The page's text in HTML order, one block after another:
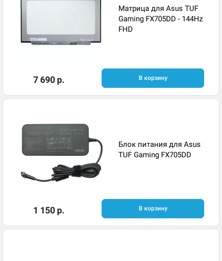
Матрица для Asus TUF
Gaming FX705DD - 144Hz
FHD
7 690 р. В корзину
Блок питания для Asus
TUF Gaming FX705DD
1 150 р. В корзину